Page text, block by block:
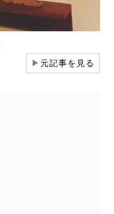
▶元記事を見る